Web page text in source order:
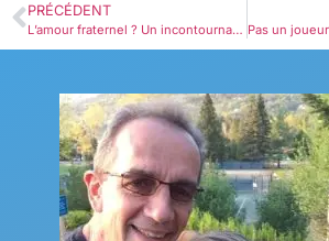
PRÉCÉDENT
L’amour fraternel ? Un incontournable pour l’enfant de Dieu. Mais pas seulement en paroles !